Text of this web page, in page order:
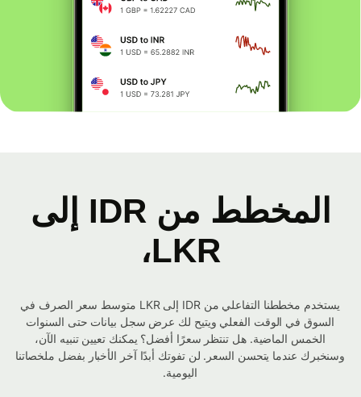
المخطط من IDR إلى
LKR،
يستخدم مخططنا التفاعلي من IDR إلى LKR متوسط ​​سعر الصرف في
السوق في الوقت الفعلي ويتيح لك عرض سجل بيانات حتى السنوات
الخمس الماضية. هل تنتظر سعرًا أفضل؟ يمكنك تعيين تنبيه الآن،
وسنخبرك عندما يتحسن السعر. لن تفوتك أبدًا آخر الأخبار بفضل ملخصاتنا
اليومية.